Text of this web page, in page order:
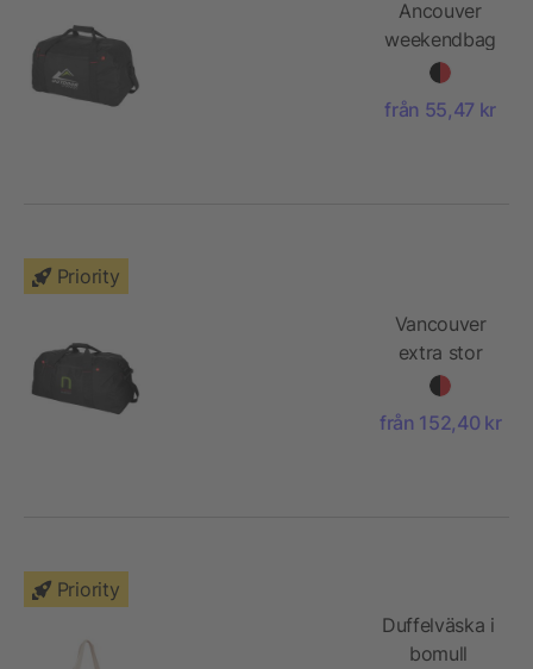
Ancouver
weekendbag
från 55,47 kr
Priority
Vancouver
extra stor
weekendbag
från 152,40 kr
Priority
Duffelväska i
bomull